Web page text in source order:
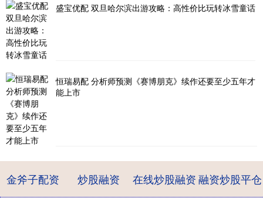
盛宝优配 双旦哈尔滨出游攻略：高性价比玩转冰雪童话
恒瑞易配 分析师预测《赛博朋克》续作还要至少五年才
能上市
金斧子配资 炒股融资 在线炒股融资融资炒股平仓